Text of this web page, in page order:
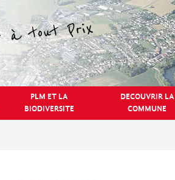
PLM ET LA
BIODIVERSITE
DECOUVRIR LA
COMMUNE